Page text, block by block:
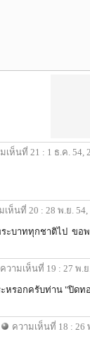
เห็นที่ 21 : 1 ธ.ค. 54,
เห็นที่ 20 : 28 พ.ย. 54,
ะบาททุกชาติไป ขอ
ความเห็นที่ 19 : 27 พ.ย
หรอกครับท่าน "ปิดท
ความเห็นที่ 18 : 26